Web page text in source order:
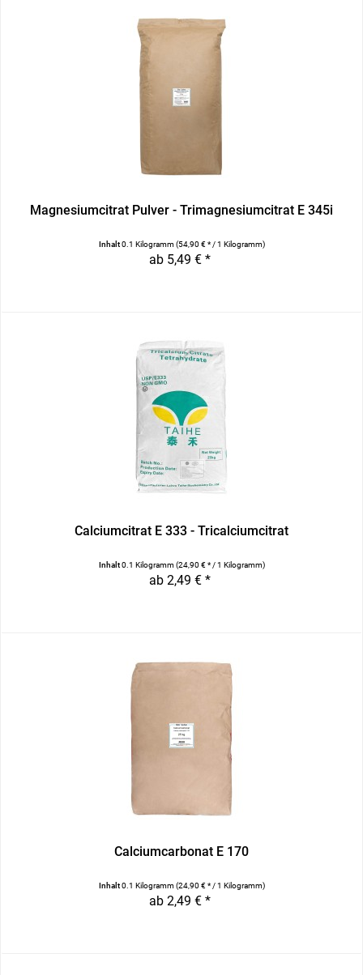
Magnesiumcitrat Pulver - Trimagnesiumcitrat E 345i
Inhalt0.1 Kilogramm(54,90 € * / 1 Kilogramm)
ab 5,49 € *
Calciumcitrat E 333 - Tricalciumcitrat
Inhalt0.1 Kilogramm(24,90 € * / 1 Kilogramm)
ab 2,49 € *
Calciumcarbonat E 170
Inhalt0.1 Kilogramm(24,90 € * / 1 Kilogramm)
ab 2,49 € *